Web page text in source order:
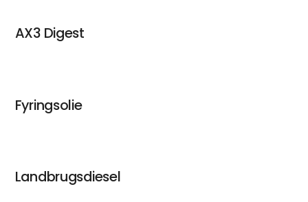
AX3 Digest
Fyringsolie
Landbrugsdiesel